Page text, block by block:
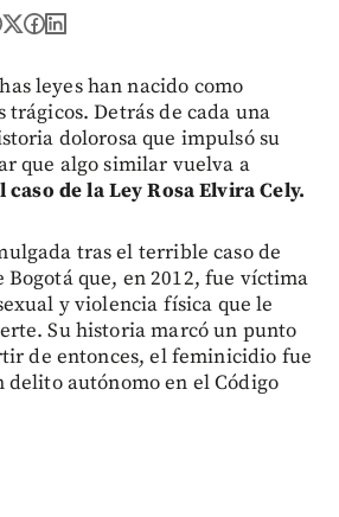
leyes han nacido como
trágicos. Detrás de cada una
dolorosa que impulsó su
que algo similar vuelva a
caso de la Ley Rosa Elvira Cely.
tras el terrible caso de
Bogotá que, en 2012, fue víctima
y violencia física que le
Su historia marcó un punto
de entonces, el feminicidio fue
autónomo en el Código